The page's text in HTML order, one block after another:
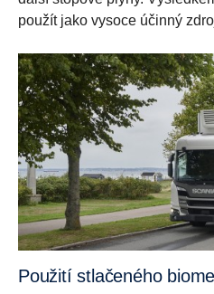
použít jako vysoce účinný
Použití stlačeného